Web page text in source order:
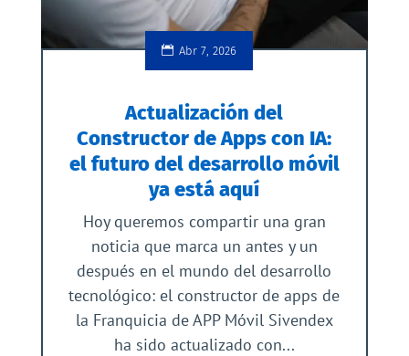
Abr 7, 2026
Actualización del
Constructor de Apps con IA:
el futuro del desarrollo móvil
ya está aquí
Hoy queremos compartir una gran
noticia que marca un antes y un
después en el mundo del desarrollo
tecnológico: el constructor de apps de
la Franquicia de APP Móvil Sivendex
ha sido actualizado con...